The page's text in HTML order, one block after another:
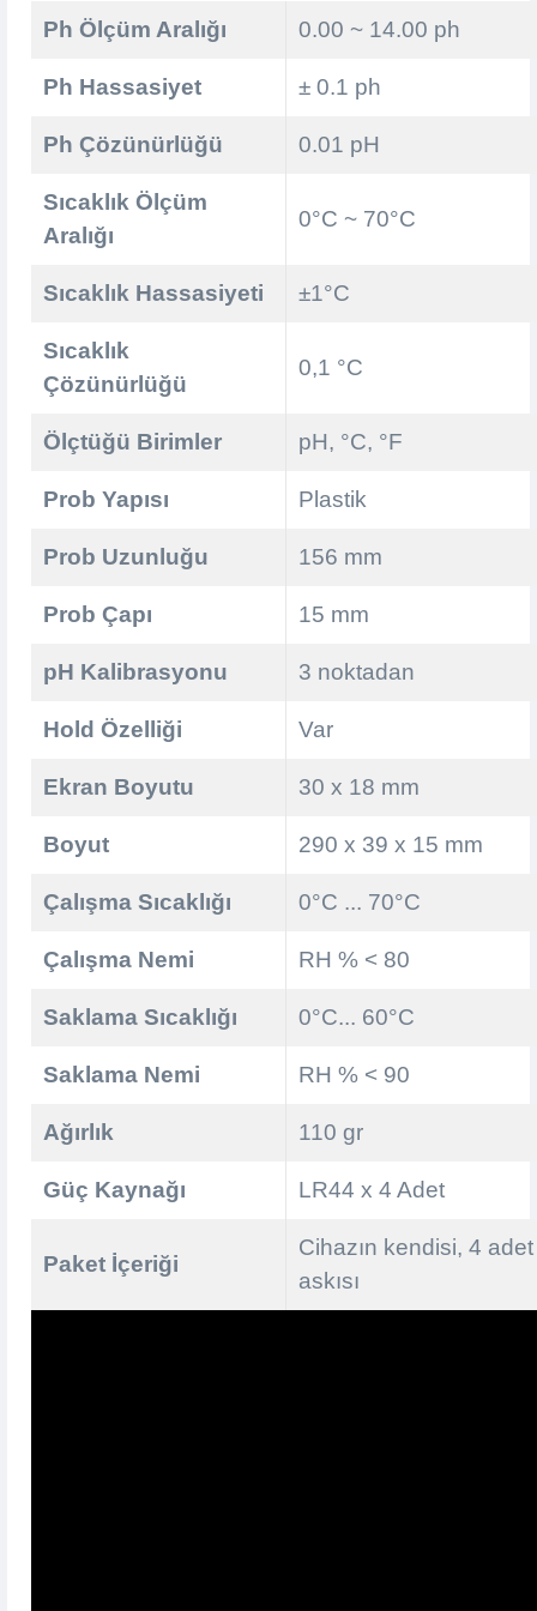
Ph Ölçüm Aralığı 0.00 ~ 14.00 ph
Ph Hassasiyet ± 0.1 ph
Ph Çözünürlüğü 0.01 pH
Sıcaklık Ölçüm
Aralığı
0°C ~ 70°C
Sıcaklık Hassasiyeti ±1°C
Sıcaklık
Çözünürlüğü
0,1 °C
Ölçtüğü Birimler pH, °C, °F
Prob Yapısı Plastik
Prob Uzunluğu 156 mm
Prob Çapı 15 mm
pH Kalibrasyonu 3 noktadan
Hold Özelliği Var
Ekran Boyutu 30 x 18 mm
Boyut 290 x 39 x 15 mm
Çalışma Sıcaklığı 0°C ... 70°C
Çalışma Nemi RH % < 80
Saklama Sıcaklığı 0°C... 60°C
Saklama Nemi RH % < 90
Ağırlık 110 gr
Güç Kaynağı LR44 x 4 Adet
Paket İçeriği
Cihazın kendisi, 4
askısı